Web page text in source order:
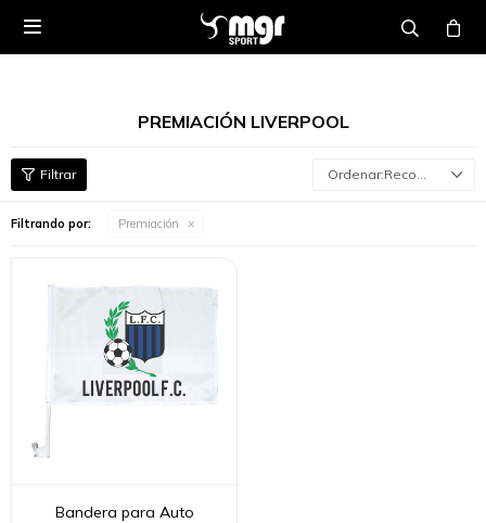

PREMIACIÓN LIVERPOOL
Recomendados
Filtrando por: Premiación
Bandera para Auto